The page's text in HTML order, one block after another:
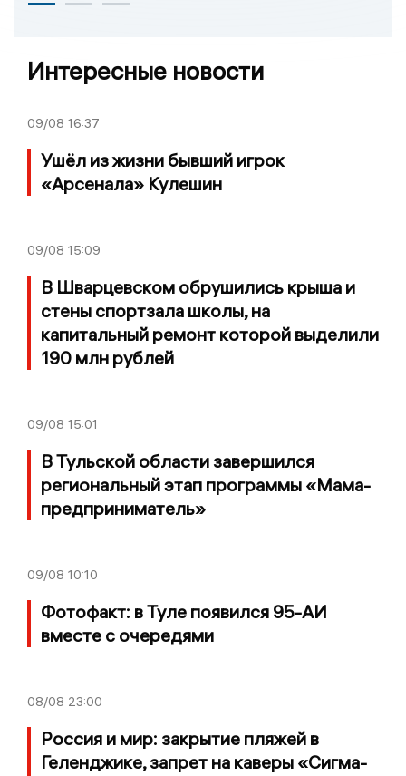
Интересные новости
09/08 16:37
Ушёл из жизни бывший игрок
«Арсенала» Кулешин
09/08 15:09
В Шварцевском обрушились крыша и
стены спортзала школы, на
капитальный ремонт которой выделили
190 млн рублей
09/08 15:01
В Тульской области завершился
региональный этап программы «Мама-
предприниматель»
09/08 10:10
Фотофакт: в Туле появился 95-АИ
вместе с очередями
08/08 23:00
Россия и мир: закрытие пляжей в
Геленджике, запрет на каверы «Сигма-